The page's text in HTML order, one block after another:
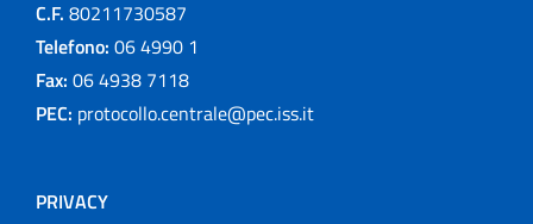
C.F. 80211730587
Telefono: 06 4990 1
Fax: 06 4938 7118
PEC: protocollo.centrale@pec.iss.it
PRIVACY